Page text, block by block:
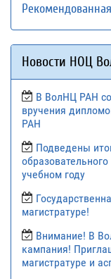
Новости НОЦ
В ВолНЦ РАН
вручения
РАН
Подведены
учебном году
магистратуре!
Внимание! В
кампания!
магистратуре и